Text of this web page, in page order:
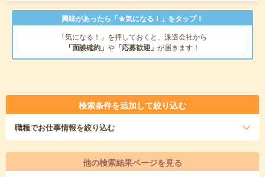
興味があったら「★気になる！」をタップ！
「気になる！」を押しておくと、派遣会社から
「面談確約」 や 「応募歓迎」 が届きます！
検索条件を追加して絞り込む
職種でお仕事情報を絞り込む
他の検索結果ページを見る